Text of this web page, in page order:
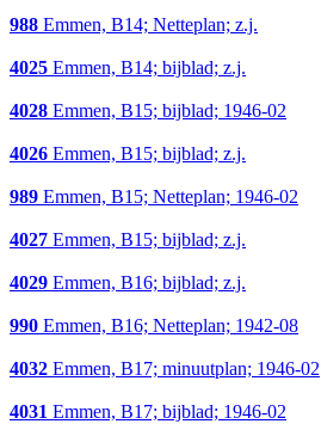
988 Emmen, B14; Netteplan; z.j.
4025 Emmen, B14; bijblad; z.j.
4028 Emmen, B15; bijblad; 1946-02
4026 Emmen, B15; bijblad; z.j.
989 Emmen, B15; Netteplan; 1946-02
4027 Emmen, B15; bijblad; z.j.
4029 Emmen, B16; bijblad; z.j.
990 Emmen, B16; Netteplan; 1942-08
4032 Emmen, B17; minuutplan; 1946-02
4031 Emmen, B17; bijblad; 1946-02